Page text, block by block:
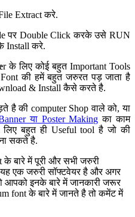
Extract करे.
पर Double Click करके उसे RUN
Install करे.
r के लिए कोई बहुत Important Tools
की हमें बहुत जरुरत पड़ जाता है
& Install कैसे करते है.
है की computer Shop वाले को, या
या Poster Making का काम
बहुत ही Useful tool है जो की
सकते है.
के बारे में पूरी और सभी जरुरी
यह एक जरुरी सॉफ्टवेयर है और अगर
आपको इनके बारे में जानकारी जरूर
font के बारे में जानते है तो कमेंट में